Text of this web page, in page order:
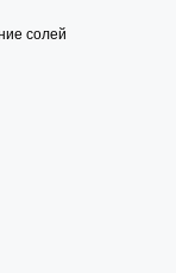
солей